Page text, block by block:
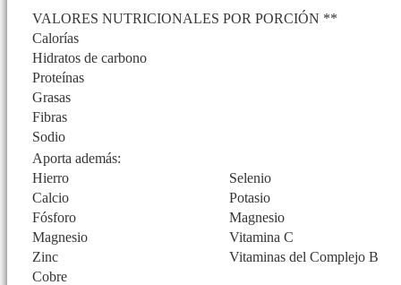
VALORES NUTRICIONALES POR PORCIÓN **
Calorías
Hidratos de carbono
Proteínas
Grasas
Fibras
Sodio
Aporta además:
Hierro
Selenio
Calcio
Potasio
Fósforo
Magnesio
Magnesio
Vitamina C
Zinc
Vitaminas del Complejo B
Cobre